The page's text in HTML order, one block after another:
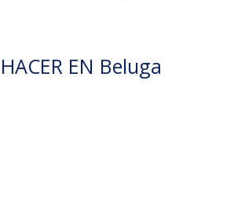
EN Beluga